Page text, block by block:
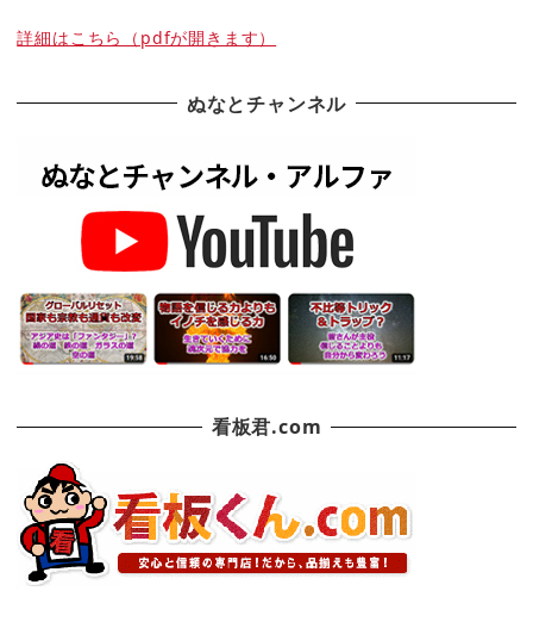
詳細はこちら（pdfが開きます）
ぬなとチャンネル
看板君.com